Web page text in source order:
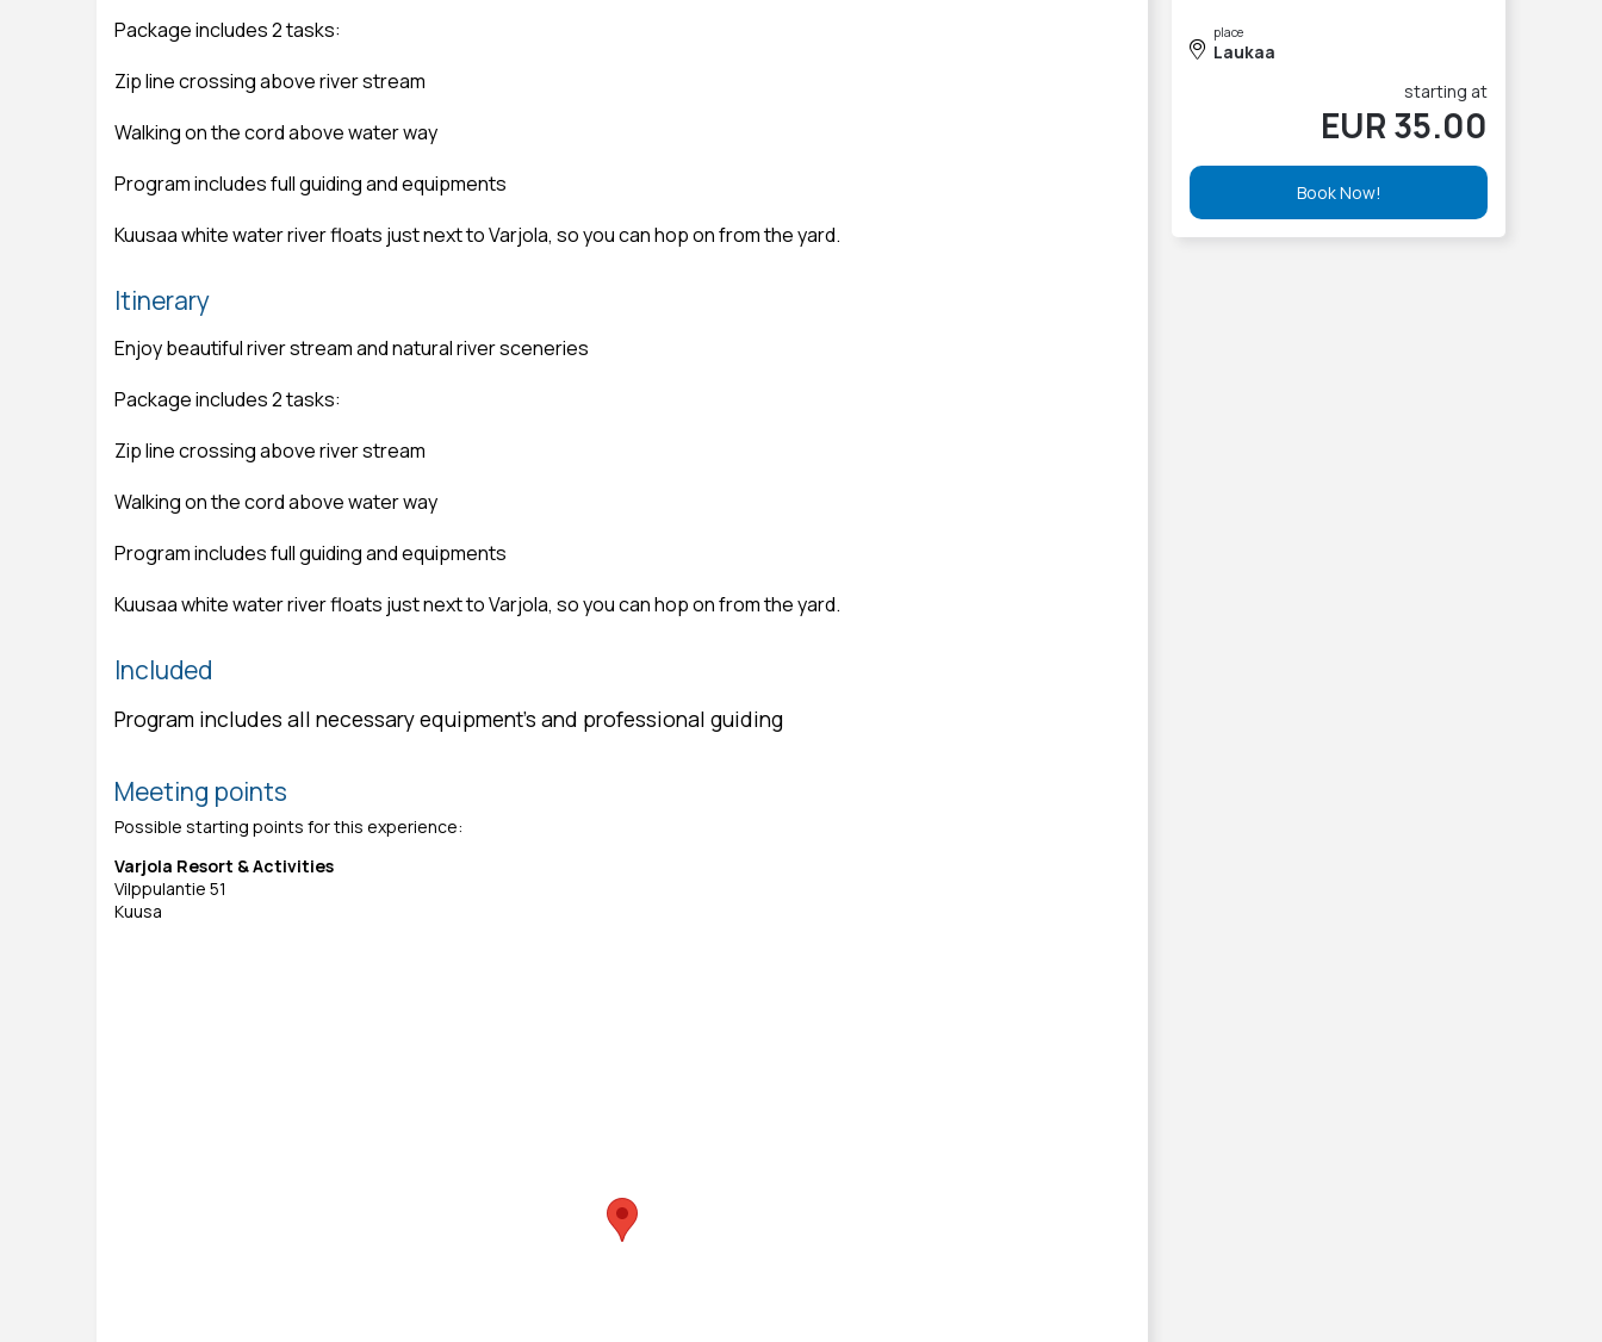
Package includes 2 tasks:
Zip line crossing above river stream
Walking on the cord above water way
Program includes full guiding and equipments
Kuusaa white water river floats just next to Varjola, so you can hop on from the yard.
Itinerary
Enjoy beautiful river stream and natural river sceneries
Package includes 2 tasks:
Zip line crossing above river stream
Walking on the cord above water way
Program includes full guiding and equipments
Kuusaa white water river floats just next to Varjola, so you can hop on from the yard.
Included
Program includes all necessary equipment's and professional guiding
Meeting points
Possible starting points for this experience:
Varjola Resort & Activities
Vilppulantie 51
Kuusa
place
Laukaa
starting at
EUR 35.00
Book Now!